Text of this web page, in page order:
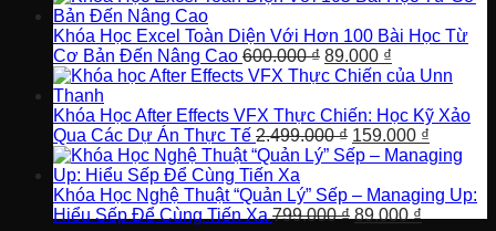
Khóa Học Excel Toàn Diện Với Hơn 100 Bài Học Từ
Cơ Bản Đến Nâng Cao 600.000₫ Giá
gốc
600.000 ₫.
89.000 ₫
hiện
là:
89.000 ₫.
Khóa Học After Effects VFX Thực Chiến: Học Kỹ Xảo
Qua Các Dự Án Thực Tế 2.499.000₫ Giá
gốc
2.499.000 ₫.
159.000 ₫
hiện
là:
Khóa Học Nghệ Thuật “Quản Lý” Sếp – Managing Up:
Hiểu Sếp Để Cùng Tiến Xa 799.000₫ Giá
89.000₫